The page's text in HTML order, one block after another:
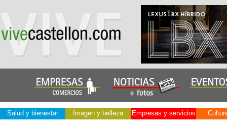
Salud y bienestar Imagen y belleza Empresas y servicios